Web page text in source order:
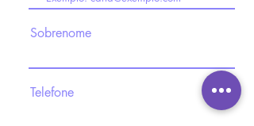
Sobrenome
Telefone